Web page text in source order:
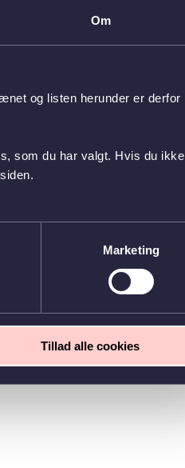
Om
og listen herunder er derfor
som du har valgt. Hvis du ikke
Marketing
Tillad alle cookies